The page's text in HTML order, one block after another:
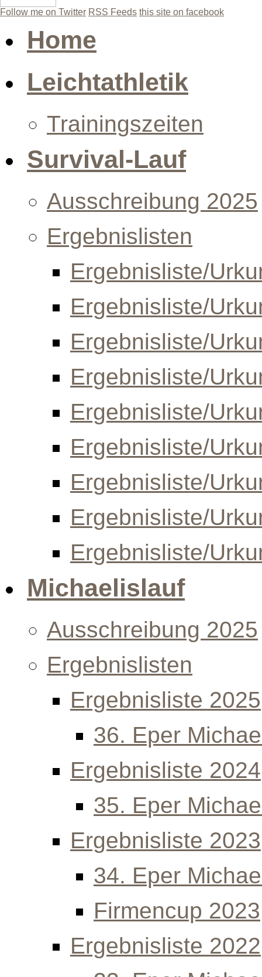
Follow me on Twitter RSS Feeds this site on facebook
Home
Leichtathletik
Trainingszeiten
Survival-Lauf
Ausschreibung 2025
Ergebnislisten
Ergebnisliste/
Ergebnisliste/
Ergebnisliste/
Ergebnisliste/
Ergebnisliste/
Ergebnisliste/
Ergebnisliste/
Ergebnisliste/
Ergebnisliste/
Michaelislauf
Ausschreibung 2025
Ergebnislisten
Ergebnisliste 2025
36. Eper
Ergebnisliste 2024
35. Eper
Ergebnisliste 2023
34. Eper
Firmencup 2023
Ergebnisliste 2022